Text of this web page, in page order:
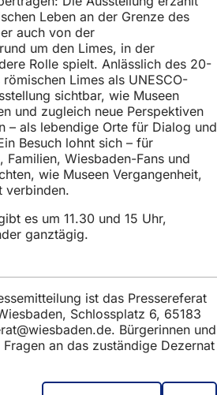
Leben an der Grenze des
auch von der
um den Limes, in der
Rolle spielt. Anlässlich des 20-
Limes als UNESCO-
sichtbar, wie Museen
und zugleich neue Perspektiven
– als lebendige Orte für Dialog und
Besuch lohnt sich – für
Familien, Wiesbaden-Fans und
wie Museen Vergangenheit,
verbinden.
es um 11.30 und 15 Uhr,
ganztägig.
ist das Pressereferat
Schlossplatz 6, 65183
wiesbaden de. Bürgerinnen und
an das zuständige Dezernat